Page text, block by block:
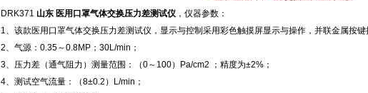
DRK371 山东 医用口罩气体交换压力差测试仪 ，仪器参数：
1、该款医用口罩气体交换压力差测试仪，显示与控制采用彩色触摸屏显示与操作，并联金属按键
2、气源：0.35～0.8MP；30L/min；
3、压力差（通气阻力）测量范围：（0～100）Pa/cm2 ；精度为±2%；
4、测试空气流量：（8±0.2）L/min；